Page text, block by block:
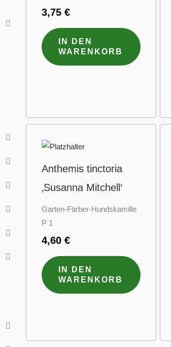
3,75 €
IN DEN
WARENKORB
Anthemis tinctoria
‚Susanna Mitchell‘
Garten-Färber-Hundskamille
P 1
4,60 €
IN DEN
WARENKORB